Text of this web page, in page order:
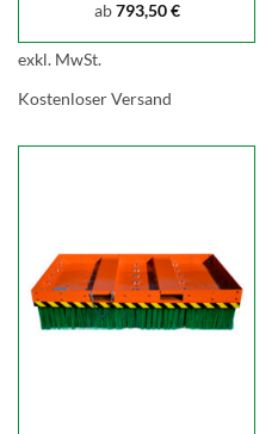
ab793,50€
exkl. MwSt.
Kostenloser Versand